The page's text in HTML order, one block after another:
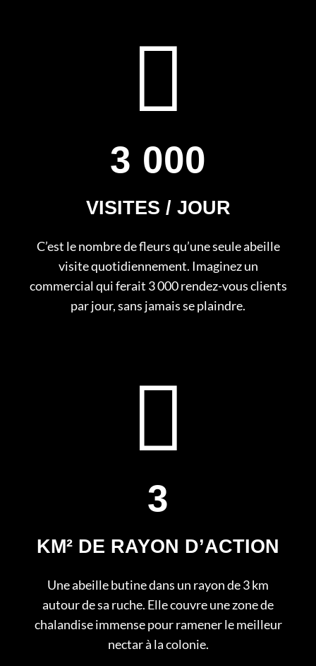
3 000
VISITES / JOUR
C’est le nombre de fleurs qu’une seule abeille
visite quotidiennement. Imaginez un
commercial qui ferait 3 000 rendez-vous clients
par jour, sans jamais se plaindre.
3
KM² DE RAYON D’ACTION
Une abeille butine dans un rayon de 3 km
autour de sa ruche. Elle couvre une zone de
chalandise immense pour ramener le meilleur
nectar à la colonie.